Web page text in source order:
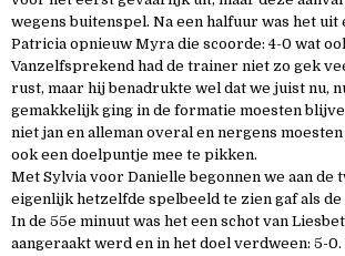
wegens buitenspel. Na een halfuur was het uit
Patricia opnieuw Myra die scoorde: 4-0 wat
Vanzelfsprekend had de trainer niet zo gek
rust, maar hij benadrukte wel dat we juist nu,
gemakkelijk ging in de formatie moesten
niet jan en alleman overal en nergens moesten
ook een doelpuntje mee te pikken.
Met Sylvia voor Danielle begonnen we aan de
eigenlijk hetzelfde spelbeeld te zien gaf als de
In de 55e minuut was het een schot van
aangeraakt werd en in het doel verdween: 5-